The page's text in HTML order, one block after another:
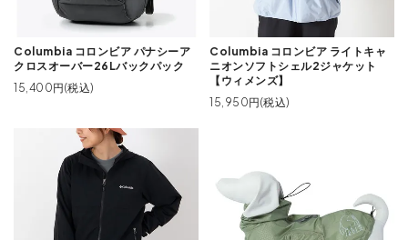
Columbia コロンビア パナシーア
クロスオーバー26Lバックパック
15,400円(税込)
Columbia コロンビア ライトキャ
ニオンソフトシェル2ジャケット
【ウィメンズ】
15,950円(税込)